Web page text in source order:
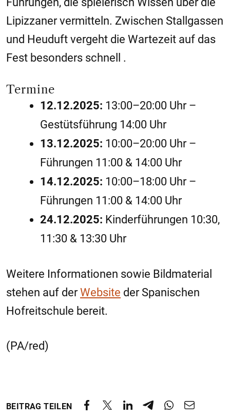
Lipizzaner vermitteln. Zwischen Stallgassen
und Heuduft vergeht die Wartezeit auf das
Fest besonders schnell .
Termine
12.12.2025: 13:00–20:00 Uhr –
Gestütsführung 14:00 Uhr
13.12.2025: 10:00–20:00 Uhr –
Führungen 11:00 & 14:00 Uhr
14.12.2025: 10:00–18:00 Uhr –
Führungen 11:00 & 14:00 Uhr
24.12.2025: Kinderführungen 10:30,
11:30 & 13:30 Uhr
Weitere Informationen sowie Bildmaterial
stehen auf derWebsite der Spanischen
Hofreitschule bereit.
(PA/red)
BEITRAG TEILEN